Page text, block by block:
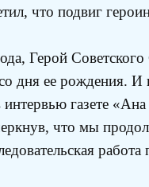
что подвиг
Герой
дня ее рождения.
газете «Ана
что мы